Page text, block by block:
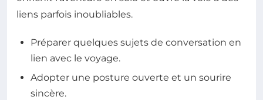
liens parfois inoubliables.
Préparer quelques sujets de conversation en
lien avec le voyage.
Adopter une posture ouverte et un sourire
sincère.